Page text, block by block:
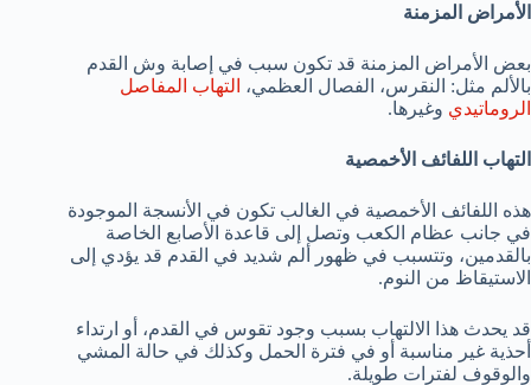
الأمراض المزمنة
بعض الأمراض المزمنة قد تكون سبب في إصابة وش القدم
بالألم مثل: النقرس، الفصال العظمي، التهاب المفاصل
الروماتيدي وغيرها.
التهاب اللفائف الأخمصية
هذه اللفائف الأخمصية في الغالب تكون في الأنسجة الموجودة
في جانب عظام الكعب وتصل إلى قاعدة الأصابع الخاصة
بالقدمين، وتتسبب في ظهور ألم شديد في القدم قد يؤدي إلى
الاستيقاظ من النوم.
قد يحدث هذا الالتهاب بسبب وجود تقوس في القدم، أو ارتداء
أحذية غير مناسبة أو في فترة الحمل وكذلك في حالة المشي
والوقوف لفترات طويلة.